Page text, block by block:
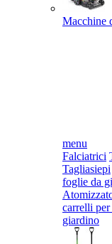
Macchine
menu
Falciatrici
Tagliasiepi
foglie da
carrelli
giardino